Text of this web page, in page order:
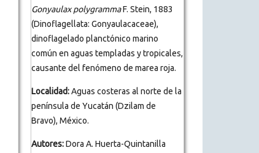
Gonyaulax polygrammaF. Stein, 1883
(Dinoflagellata: Gonyaulacaceae),
dinoflagelado planctónico marino
común en aguas templadas y tropicales,
causante del fenómeno de marea roja.
Localidad:Aguas costeras al norte de la
península de Yucatán (Dzilam de
Bravo), México.
Autores:Dora A. Huerta-Quintanilla